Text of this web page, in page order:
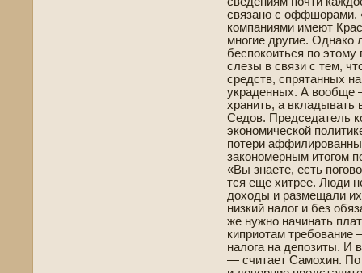
связано с оффшорами.
компаниями имеют
многие другие.
беспокоиться по
слезы в связи с тем,
средств, спрятанных
украде­нных. А вообще
хранить, а вкладывать
Седов. Председатель
экономической
потери
закономерным итогом
«Вы знаете, есть
тся еще хитрее. Люди
доходы и размещали
низкий налог и без
же нужно начинать
киприотам
налога на де­позиты. И
— считает Самохин. По